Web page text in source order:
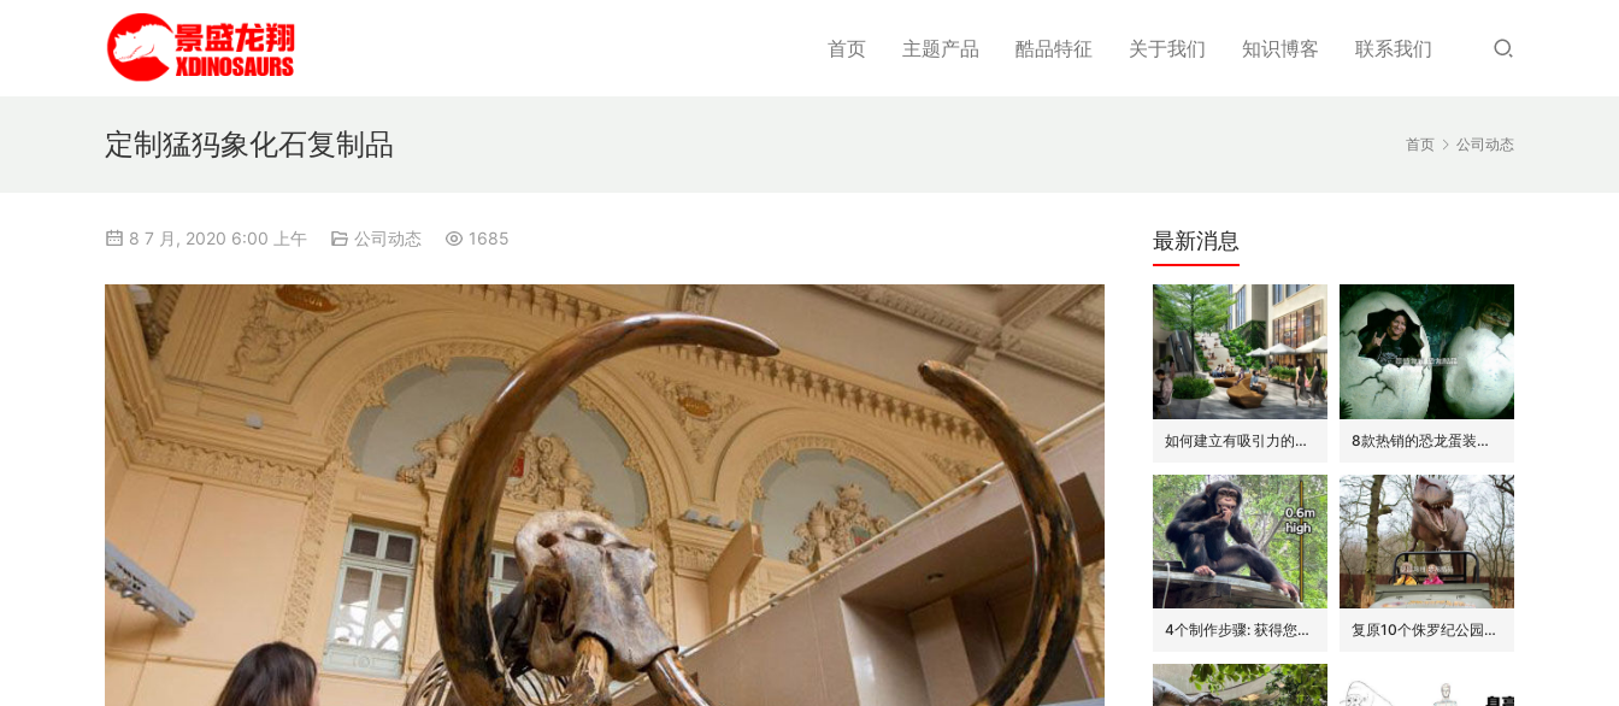
首页 主题产品 酷品特征 关于我们 知识博客 联系我们
首页 公司动态
定制猛犸象化石复制品
8 7 月, 2020 6:00 上午 公司动态 1685 最新消息
如何建立有吸引力的商场外围(恐龙或流行主题) 8款热销的恐龙蛋装饰(模型/雕塑)供参考
4个制作步骤: 获得您的动物手偶 复原10个侏罗纪公园里的经典恐龙品种